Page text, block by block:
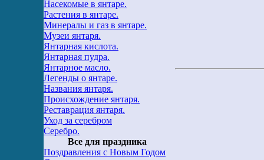
Насекомые в янтаре.
Растения в янтаре.
Минералы и газ в янтаре.
Музеи янтаря.
Янтарная кислота.
Янтарная пудра.
Янтарное масло.
Легенды о янтаре.
Названия янтаря.
Происхождение янтаря.
Реставрация янтаря.
Уход за серебром
Серебро.
Все для праздника
Поздравления с Новым Годом